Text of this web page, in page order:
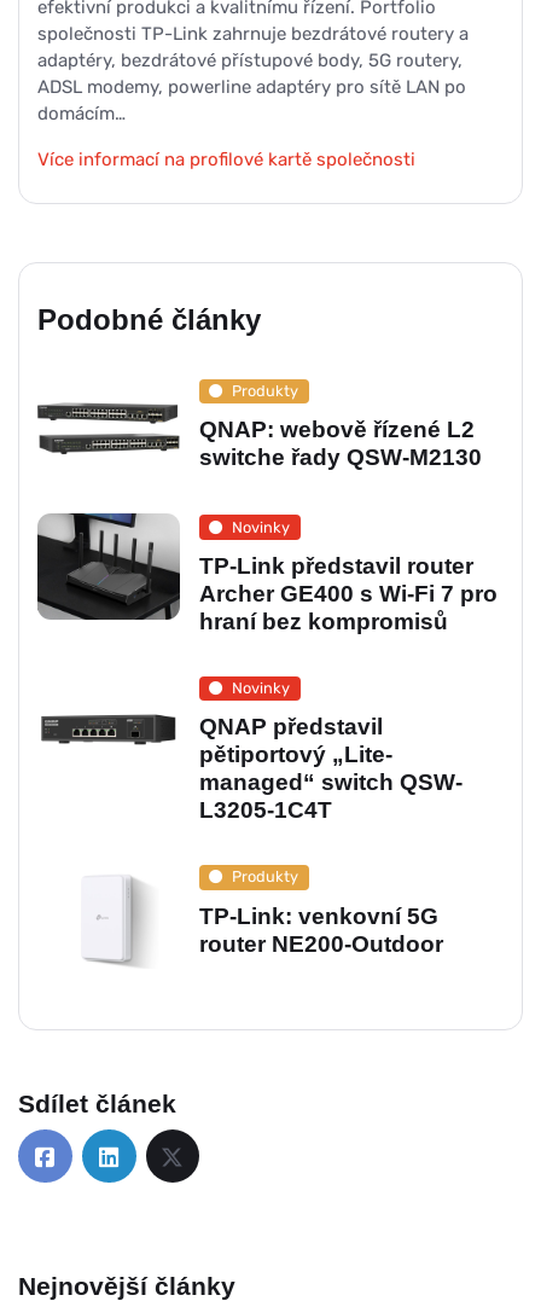
efektivní produkci a kvalitnímu řízení. Portfolio
společnosti TP-Link zahrnuje bezdrátové routery a
adaptéry, bezdrátové přístupové body, 5G routery,
ADSL modemy, powerline adaptéry pro sítě LAN po
domácím…
Více informací na profilové kartě společnosti
Podobné články
Produkty
QNAP: webově řízené L2
switche řady QSW-M2130
Novinky
TP-Link představil router
Archer GE400 s Wi-Fi 7 pro
hraní bez kompromisů
Novinky
QNAP představil
pětiportový „Lite-
managed“ switch QSW-
L3205-1C4T
Produkty
TP-Link: venkovní 5G
router NE200‑Outdoor
Sdílet článek
Nejnovější články